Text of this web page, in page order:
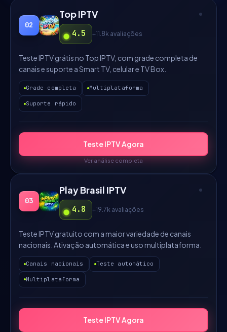
02
Top IPTV
4.5 +11.8k avaliações
Teste IPTV grátis no Top IPTV, com grade completa de
canais e suporte a Smart TV, celular e TV Box.
Grade completa Multiplataforma
Suporte rápido
Teste IPTV Agora
Ver análise completa
03
Play Brasil IPTV
4.8 +19.7k avaliações
Teste IPTV gratuito com a maior variedade de canais
nacionais. Ativação automática e uso multiplataforma.
Canais nacionais Teste automático
Multiplataforma
Teste IPTV Agora